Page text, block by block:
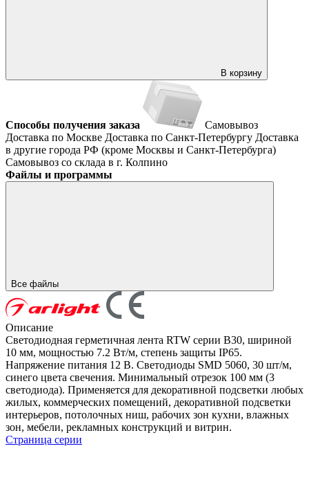
В корзину
Способы получения заказа
Самовывоз
Доставка по Москве Доставка по Санкт-Петербургу Доставка
в другие города РФ (кроме Москвы и Санкт-Петербурга)
Самовывоз со склада в г. Колпино
Файлы и программы
Все файлы
Описание
Светодиодная герметичная лента RTW серии B30, шириной
10 мм, мощностью 7.2 Вт/м, степень защиты IP65.
Напряжение питания 12 В. Светодиоды SMD 5060, 30 шт/м,
синего цвета свечения. Минимальный отрезок 100 мм (3
светодиода). Применяется для декоративной подсветки любых
жилых, коммерческих помещений, декоративной подсветки
интерьеров, потолочных ниш, рабочих зон кухни, влажных
зон, мебели, рекламных конструкций и витрин.
Страница серии